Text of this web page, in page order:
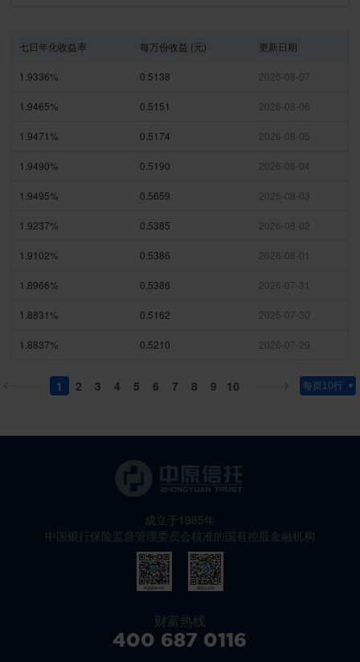
七日年化收益率 每万份收益 (元) 更新日期
1.9336% 0.5138 2026-08-07
1.9465% 0.5151 2026-08-06
1.9471% 0.5174 2026-08-05
1.9490% 0.5190 2026-08-04
1.9495% 0.5659 2026-08-03
1.9237% 0.5385 2026-08-02
1.9102% 0.5386 2026-08-01
1.8966% 0.5386 2026-07-31
1.8831% 0.5162 2026-07-30
1.8837% 0.5210 2026-07-29
1 2 3 4 5 6 7 8 9 10
成立于1985年
中国银行保险监督管理委员会核准的国有控股金融机构
财富热线
400 687 0116